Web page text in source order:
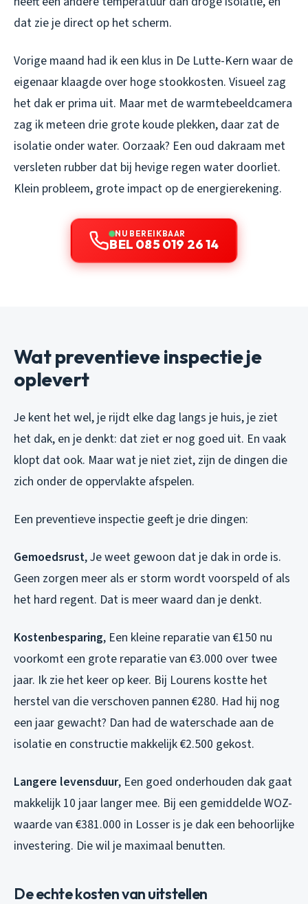
dat zie je direct op het scherm.
Vorige maand had ik een klus in De Lutte-Kern waar de
eigenaar klaagde over hoge stookkosten. Visueel zag
het dak er prima uit. Maar met de warmtebeeldcamera
zag ik meteen drie grote koude plekken, daar zat de
isolatie onder water. Oorzaak? Een oud dakraam met
versleten rubber dat bij hevige regen water doorliet.
Klein probleem, grote impact op de energierekening.
NU BEREIKBAAR
BEL 085 019 26 14
Wat preventieve inspectie je
oplevert
Je kent het wel, je rijdt elke dag langs je huis, je ziet
het dak, en je denkt: dat ziet er nog goed uit. En vaak
klopt dat ook. Maar wat je niet ziet, zijn de dingen die
zich onder de oppervlakte afspelen.
Een preventieve inspectie geeft je drie dingen:
Gemoedsrust, Je weet gewoon dat je dak in orde is.
Geen zorgen meer als er storm wordt voorspeld of als
het hard regent. Dat is meer waard dan je denkt.
Kostenbesparing, Een kleine reparatie van €150 nu
voorkomt een grote reparatie van €3.000 over twee
jaar. Ik zie het keer op keer. Bij Lourens kostte het
herstel van die verschoven pannen €280. Had hij nog
een jaar gewacht? Dan had de waterschade aan de
isolatie en constructie makkelijk €2.500 gekost.
Langere levensduur, Een goed onderhouden dak gaat
makkelijk 10 jaar langer mee. Bij een gemiddelde WOZ-
waarde van €381.000 in Losser is je dak een behoorlijke
investering. Die wil je maximaal benutten.
De echte kosten van uitstellen